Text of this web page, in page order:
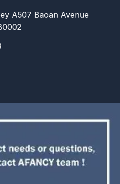
A507 Baoan Avenue